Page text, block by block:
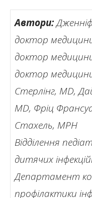
Автори:
доктор
доктор
доктор
Стерлінг, MD,
MD, Фріц
Стахель, MPH
Відділення
дитячих
Департамент
профілактики